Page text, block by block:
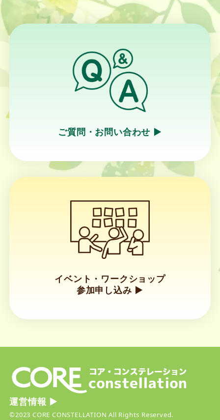
ご質問・お問い合わせ ▶︎
ン
ク
イベント・ワークショップ
参加申し込み ▶︎
ク
運営情報 ▶︎
©2023 CORE CONSTELLATION All Rights Reserved.